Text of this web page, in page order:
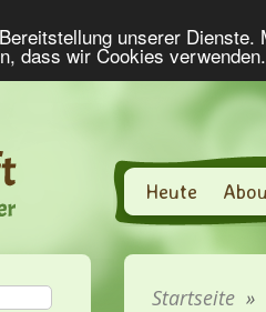
unserer
dass wir Cookies
Heute
Startseite »